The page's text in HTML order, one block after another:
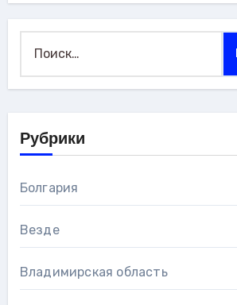
Рубрики
Болгария
Везде
Владимирская область